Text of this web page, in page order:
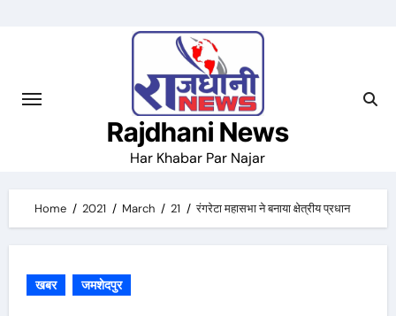
Rajdhani News
Har Khabar Par Najar
Home 2021 March 21 रंगरेटा महासभा ने बनाया क्षेत्रीय प्रधान
खबर जमशेदपुर